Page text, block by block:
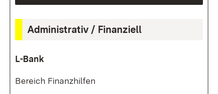
Administrativ / Finanziell
L-Bank
Bereich Finanzhilfen